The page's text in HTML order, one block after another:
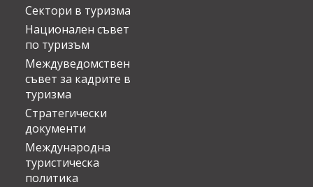
Сектори в туризма
Национален съвет
по туризъм
Междуведомствен
съвет за кадрите в
туризма
Стратегически
документи
Международна
туристическа
политика